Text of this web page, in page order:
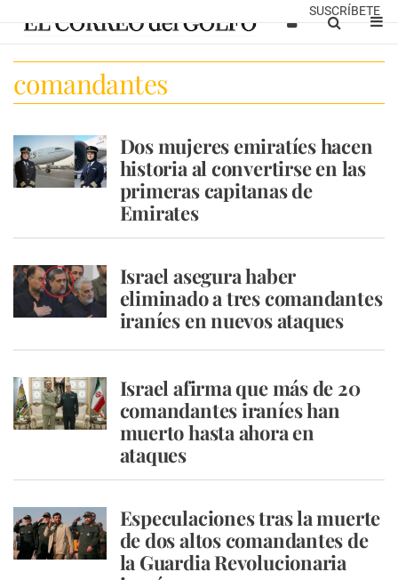
SUSCRÍBETE
comandantes
Dos mujeres emiratíes hacen
historia al convertirse en las
primeras capitanas de
Emirates
Israel asegura haber
eliminado a tres comandantes
iraníes en nuevos ataques
Israel afirma que más de 20
comandantes iraníes han
muerto hasta ahora en
ataques
Especulaciones tras la muerte
de dos altos comandantes de
la Guardia Revolucionaria